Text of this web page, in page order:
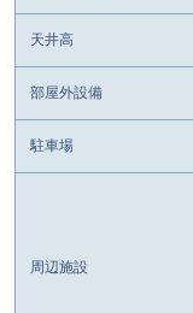
天井高
部屋外設備
駐車場
周辺施設